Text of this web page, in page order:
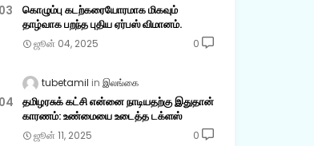
கொழும்பு கடற்கரையோரமாக மிகவும்
தாழ்வாக பறந்த புதிய ஏர்பஸ் விமானம்.
ஜூன் 04, 2025 0
tubetamil இலங்கை
தமிழரசுக் கட்சி என்னை நாடியதற்கு இதுதான்
காரணம்: உண்மையை உடைத்த டக்ளஸ்
ஜூன் 11, 2025 0